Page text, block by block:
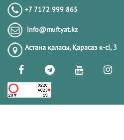
+7 7172 999 865
info@muftyat.kz
Астана қаласы, Қарасаз к-сi, 3